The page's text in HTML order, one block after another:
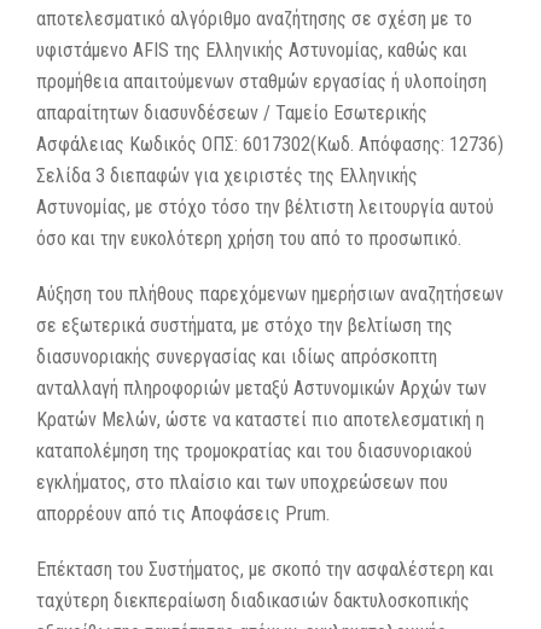
αποτελεσματικό αλγόριθμο αναζήτησης σε σχέση με το
υφιστάμενο AFIS της Ελληνικής Αστυνομίας, καθώς και
προμήθεια απαιτούμενων σταθμών εργασίας ή υλοποίηση
απαραίτητων διασυνδέσεων / Ταμείο Εσωτερικής
Ασφάλειας Κωδικός ΟΠΣ: 6017302(Κωδ. Απόφασης: 12736)
Σελίδα 3 διεπαφών για χειριστές της Ελληνικής
Αστυνομίας, με στόχο τόσο την βέλτιστη λειτουργία αυτού
όσο και την ευκολότερη χρήση του από το προσωπικό.
Αύξηση του πλήθους παρεχόμενων ημερήσιων αναζητήσεων
σε εξωτερικά συστήματα, με στόχο την βελτίωση της
διασυνοριακής συνεργασίας και ιδίως απρόσκοπτη
ανταλλαγή πληροφοριών μεταξύ Αστυνομικών Αρχών των
Κρατών Μελών, ώστε να καταστεί πιο αποτελεσματική η
καταπολέμηση της τρομοκρατίας και του διασυνοριακού
εγκλήματος, στο πλαίσιο και των υποχρεώσεων που
απορρέουν από τις Αποφάσεις Prum.
Επέκταση του Συστήματος, με σκοπό την ασφαλέστερη και
ταχύτερη διεκπεραίωση διαδικασιών δακτυλοσκοπικής